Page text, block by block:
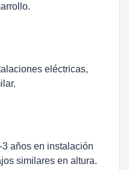
eléctricas,
años en instalación
similares en altura.